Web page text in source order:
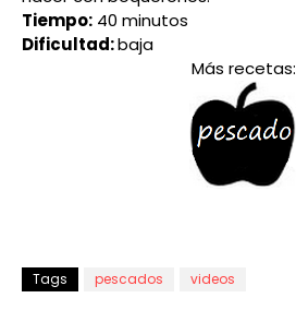
Tiempo: 40 minutos
Dificultad:baja
Más recetas:
Tags pescados videos